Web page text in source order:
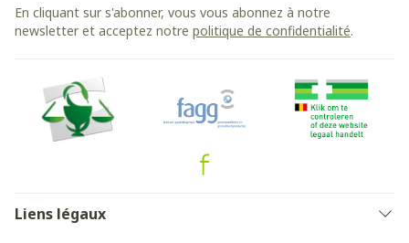
En cliquant sur s'abonner, vous vous abonnez à notre
newsletter et acceptez notre politique de confidentialité.
Liens légaux